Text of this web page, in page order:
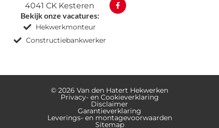
4041 CK Kesteren
Bekijk onze vacatures:
Hekwerkmonteur
Constructiebankwerker
© 2026 Van den Hatert Hekwerken
Privacy- en Cookieverklaring
Disclaimer
Garantieverklaring
Leverings- en montagevoorwaarden
Sitemap